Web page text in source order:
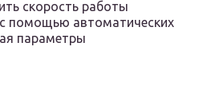
скорость работы
помощью автоматических
параметры